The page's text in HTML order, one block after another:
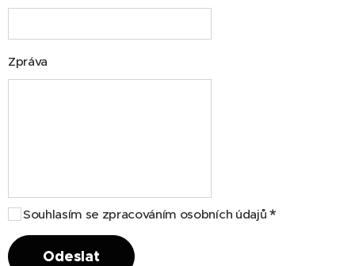
Zpráva
Souhlasím se zpracováním osobních údajů
Odeslat